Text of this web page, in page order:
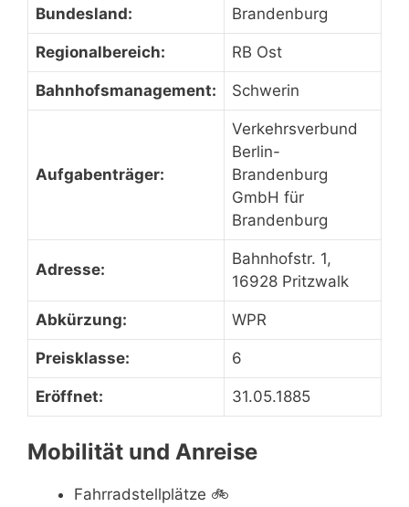
Bundesland: Brandenburg
Regionalbereich: RB Ost
Bahnhofsmanagement: Schwerin
Aufgabenträger:
Verkehrsverbund
Berlin-
Brandenburg
GmbH für
Brandenburg
Adresse:
Bahnhofstr. 1,
16928 Pritzwalk
Abkürzung: WPR
Preisklasse: 6
Eröffnet: 31.05.1885
Mobilität und Anreise
Fahrradstellplätze 🚲